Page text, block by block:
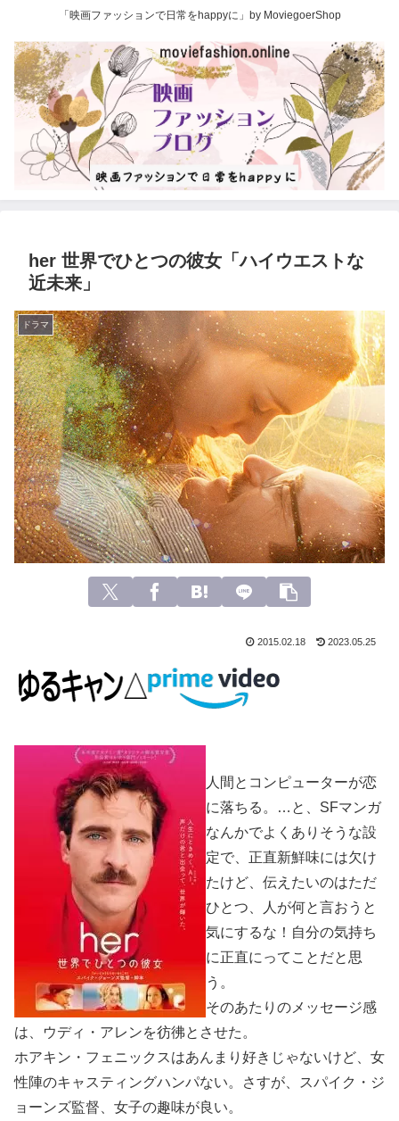
「映画ファッションで日常をhappyに」by MoviegoerShop
her 世界でひとつの彼女「ハイウエストな
近未来」
ドラマ
2015.02.18 2023.05.25
人間とコンピューターが恋
に落ちる。…と、SFマンガ
なんかでよくありそうな設
定で、正直新鮮味には欠け
たけど、伝えたいのはただ
ひとつ、人が何と言おうと
気にするな！自分の気持ち
に正直にってことだと思
う。
そのあたりのメッセージ感
は、ウディ・アレンを彷彿とさせた。
ホアキン・フェニックスはあんまり好きじゃないけど、女
性陣のキャスティングハンパない。さすが、スパイク・ジ
ョーンズ監督、女子の趣味が良い。